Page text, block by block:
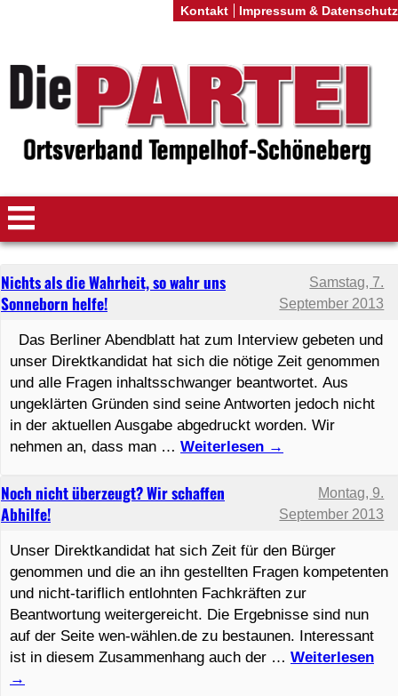
Noch nicht überzeugt? Wir schaffen
Abhilfe!
Montag, 9.
September 2013
Unser Direktkandidat hat sich Zeit für den Bürger
genommen und die an ihn gestellten Fragen kompetenten
und nicht-tariflich entlohnten Fachkräften zur
Beantwortung weitergereicht. Die Ergebnisse sind nun
auf der Seite wen-wählen.de zu bestaunen. Interessant
ist in diesem Zusammenhang auch der … Weiterlesen
→
Nichts als die Wahrheit, so wahr uns
Sonneborn helfe!
Samstag, 7.
September 2013
Das Berliner Abendblatt hat zum Interview gebeten und
unser Direktkandidat hat sich die nötige Zeit genommen
und alle Fragen inhaltsschwanger beantwortet. Aus
ungeklärten Gründen sind seine Antworten jedoch nicht
in der aktuellen Ausgabe abgedruckt worden. Wir
nehmen an, dass man … Weiterlesen →
Kontakt Impressum & Datenschutz